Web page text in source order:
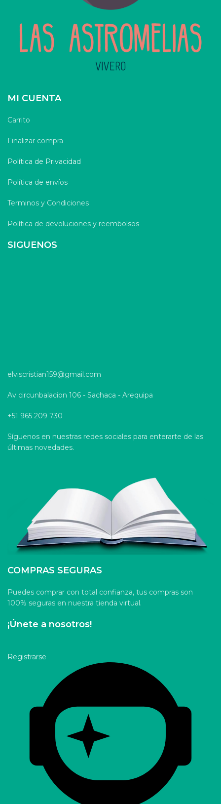
MI CUENTA
Carrito
Finalizar compra
Política de Privacidad
Política de envíos
Terminos y Condiciones
Política de devoluciones y reembolsos
SIGUENOS
elviscristian159@gmail.com
Av circunbalacion 106 - Sachaca - Arequipa
+51 965 209 730
Síguenos en nuestras redes sociales para enterarte de las
últimas novedades.
COMPRAS SEGURAS
Puedes comprar con total confianza, tus compras son
100% seguras en nuestra tienda virtual.
¡Únete a nosotros!
Registrarse